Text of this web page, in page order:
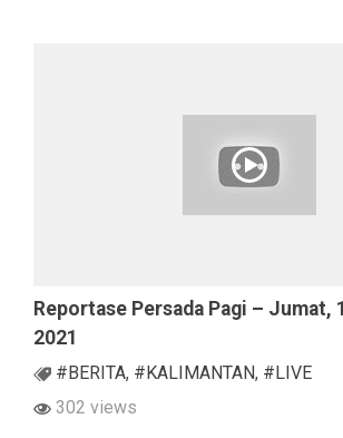
Reportase Persada Pagi – Jumat,
2021
#BERITA, #KALIMANTAN, #LIVE
302 views